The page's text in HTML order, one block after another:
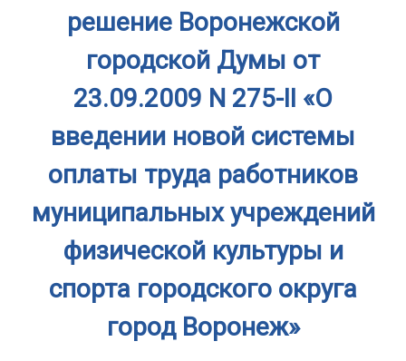
решение Воронежской
городской Думы от
23.09.2009 N 275-II «О
введении новой системы
оплаты труда работников
муниципальных учреждений
физической культуры и
спорта городского округа
город Воронеж»